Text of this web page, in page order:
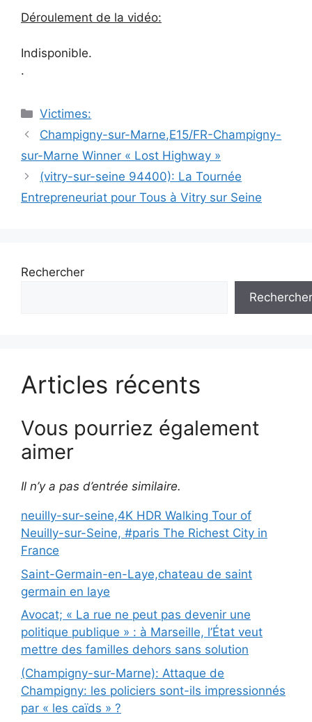
Déroulement de la vidéo:
Indisponible.
.
Catégories
Victimes:
Navigation
Champigny-sur-Marne,E15/FR-Champigny-
sur-Marne Winner « Lost Highway »
(vitry-sur-seine 94400): La Tournée
Entrepreneuriat pour Tous à Vitry sur Seine
Rechercher
Rechercher
Articles récents
Vous pourriez également
aimer
Il n’y a pas d’entrée similaire.
neuilly-sur-seine,4K HDR Walking Tour of
Neuilly-sur-Seine, #paris The Richest City in
France
Saint-Germain-en-Laye,chateau de saint
germain en laye
Avocat; « La rue ne peut pas devenir une
politique publique » : à Marseille, l’État veut
mettre des familles dehors sans solution
(Champigny-sur-Marne): Attaque de
Champigny: les policiers sont-ils impressionnés
par « les caïds » ?